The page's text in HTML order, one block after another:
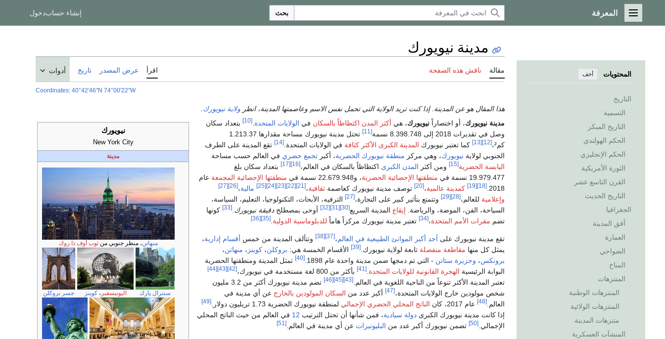
القائمة الرئيسية
المعرفة بحث إنشاء حسابدخول
المحتويات أخف
التاريخ
التسمية
التاريخ المبكر
الحكم الهولندي
الحكم الإنجليزي
الثورة الأمريكية
القرن التاسع عشر
التاريخ الحديث
الجغرافيا
أفق المدينة
العمارة
الضواحي
المناخ
المنتزهات
المنتزهات الوطنية
المنتزهات الولائية
متنزهات المدينة
المنشآت العسكرية
مدينة نيويورك
مقالة ناقش هذه الصفحة اقرأ عرض المصدر تاريخ أدوات
Coordinates: 40°42′46″N 74°00′22″W
هذا المقال هو عن المدينة. إذا كنت تريد الولاية التي تحمل نفس الاسم وعاصمتها المدينة، انظر ولاية نيويورك
نيويورك
New York City
مدينة
منهاتن، منظر جنوبي من توب أوف ذا روك
سنترال پارك اليونيسفير ،كوينز جسر بروكلن
مدينة نيويورك، أو اختصاراً نيويورك، هي أكثر المدن اكتظاظاً بالسكان في الولايات المتحدة [10]
بتعداد سكان
وصل في تقديرات 2018 إلى 8.398.748 نسمة
[11]
تحتل مدينة نيويورك مساحة مقدارها 1.213.37
كم²،
[12]
[13] كما تعتبر نيويورك المدينة الكبرى الأكثر كثافة في الولايات المتحدة. [14]
تقع المدينة على الطرف
الجنوبي لولاية نيويورك، وهي مركز منطقة نيويورك الحضرية، أكبر تجمع حضري في العالم حسب مساحة
اليابسة الحضرية[15] ومن أكثر المدن الكبرى اكتظاظاً بالسكان في العالم،[16]
[17]
بتعداد سكان بلغ
19.979.477 نسمة في
منطقتها الإحصائية الحضرية، و22.679.948 نسمة في منطقتها الإحصائية المجمعة عام
2018.
[18]
[19] كمدينة عالمية،[20] توصف مدينة نيويورك كعاصمة ثقافية،[21]
[22]
[23]
[24]
[25] مالية،[26]
[27]
وإعلامية للعالم،[28]
[29] وتتمتع بتأثير كبير على التجارة،[27]
الترفيه، الأبحاث، التكنولوجيا، التعليم، السياسة،
السياحة، الفن، الموضة، والرياضة. إيقاع المدينة السريع[30]
[31]
[32] أوحى بمصطلح دقيقة نيويورك [33]
كونها
تضم مقرات الأمم المتحدة،[34] تعتبر مدينة نيويورك مركزاً هاماً للدبلوماسية الدولية [35]
[36]
تقع مدينة نيويورك على أحد أكبر الموانئ الطبيعية في العالم،[37]
[38] وتتألف المدينة من خمس أقسام إدارية،
يمثل كل منها مقاطعة منفصلة تابعة لولاية نيويورك. [39] الأقسام الخمسة هي: بروكلن، كوينز ، منهاتن،
برونكس، وجزيرة ستاتن - التي تم دمجها ضمن مدينة واحدة عام 1898. [40]
تمثل المدينة ومنطقتها الحضرية
البوابة الرئيسية الهجرة القانونية للولايات المتحدة [41] بأكثر من 800 لغة مستخدمة في نيويورك، [42]
[43]
[44]
تعتبر المدينة الأكثر تنوعاً من الناحية اللغوية في العالم. [43]
[45]
[46]
تضم مدينة نيويورك أكثر من 3.2 مليون
شخص مولودين خارج الولايات المتحدة،[47] أكبر عدد من السكان المولودين بالخارج عن أي مدينة في
العالم. [48] عام 2017، كان الناتج المحلي الحضري الإجمالي لمنطقة نيويورك الحضرية 1.73 تريليون دولار. [49]
إذا كانت مدينة نيويورك الكبرى دولة سيادية، فمن شأنها أن تحتل الترتيب 12 في العالم من حيث الناتج المحلي
الإجمالي. [50] تضمن نيويورك أكبر عدد من البليونيرات عن أي مدينة في العالم. [51]